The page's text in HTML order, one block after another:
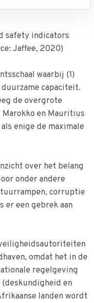
safety indicators
Jaffee, 2020)
waarbij (1)
capaciteit.
de overgrote
Marokko en Mauritius
enige de maximale
over het belang
onder andere
corruptie
er een gebrek aan
omdat het in de
regelgeving
(deskundigheid en
landen wordt